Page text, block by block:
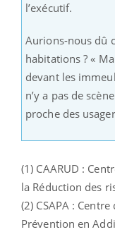
l’exécutif.
Aurions-nous dû
habitations ? «
devant les
n’y a pas de
proche des
(1) CAARUD :
la Réduction des
(2) CSAPA :
Prévention en